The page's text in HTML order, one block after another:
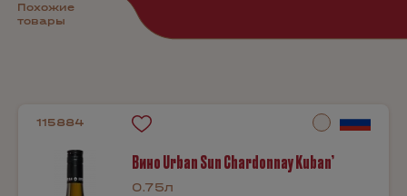
Похожие
товары
115884
Вино Urban Sun Chardonnay Kuban’
0.75л